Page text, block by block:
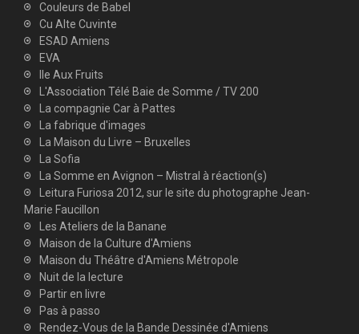
Couleurs de Babel
Cu Alte Cuvinte
ESAD Amiens
EVA
Ile Aux Fruits
L'Association Télé Baie de Somme / TV 200
La compagnie Car à Pattes
La fabrique d'images
La Maison du Livre – Bruxelles
La Sofia
La Somme en Avignon – Mistral à réaction(s)
Leitura Furiosa 2012, sur le site du photographe Jean-
Marie Faucillon
Les Ateliers de la Banane
Maison de la Culture d'Amiens
Maison du Théâtre d'Amiens Métropole
Nuit de la lecture
Partir en livre
Pas à passo
Rendez-Vous de la Bande Dessinée d'Amiens